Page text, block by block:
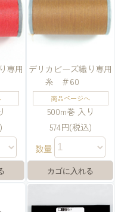
専用 デリカビーズ織り専用
糸 ＃60
商品ページへ
500m巻 入り
574円(税込)
数量